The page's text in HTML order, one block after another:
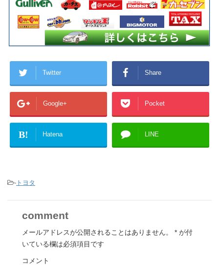
Twitter Share
Google+ Pocket
B! Hatena LINE
- トヨタ
comment
メールアドレスが公開されることはありません。 * が付
いている欄は必須項目です
コメント